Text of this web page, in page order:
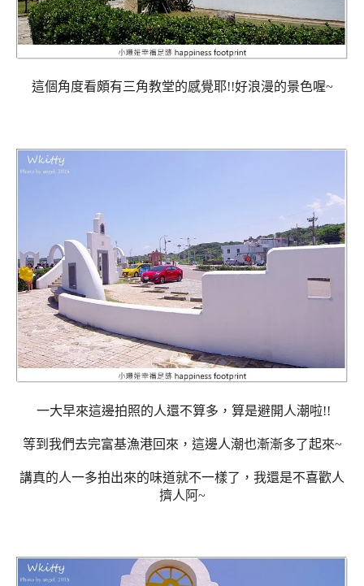
這個角度看頗有三角教堂的感覺耶!!好浪漫的景色喔~
一大早來這邊拍照的人還不算多，算是避開人潮啦!!
等到我們去完富基漁港回來，這邊人潮也漸漸多了起來~
講真的人一多拍出來的味道就不一樣了，我還是不喜歡人
擠人阿~